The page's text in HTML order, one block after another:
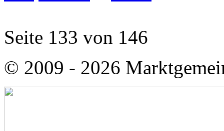
Seite 133 von 146
© 2009 - 2026